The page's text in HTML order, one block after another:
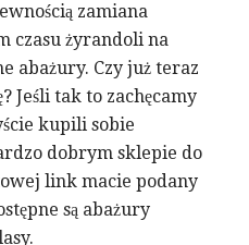
zamiana
czasu żyrandoli na
abażury. Czy już teraz
Jeśli tak to zachęcamy
kupili sobie
dobrym sklepie do
link macie podany
są abażury